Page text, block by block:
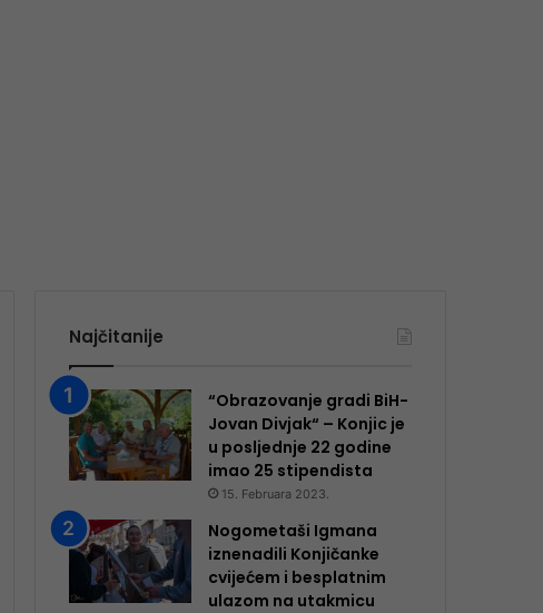
Najčitanije
“Obrazovanje gradi BiH-
Jovan Divjak“ – Konjic je
u posljednje 22 godine
imao 25 ​​stipendista
15. Februara 2023.
Nogometaši Igmana
iznenadili Konjičanke
cvijećem i besplatnim
ulazom na utakmicu